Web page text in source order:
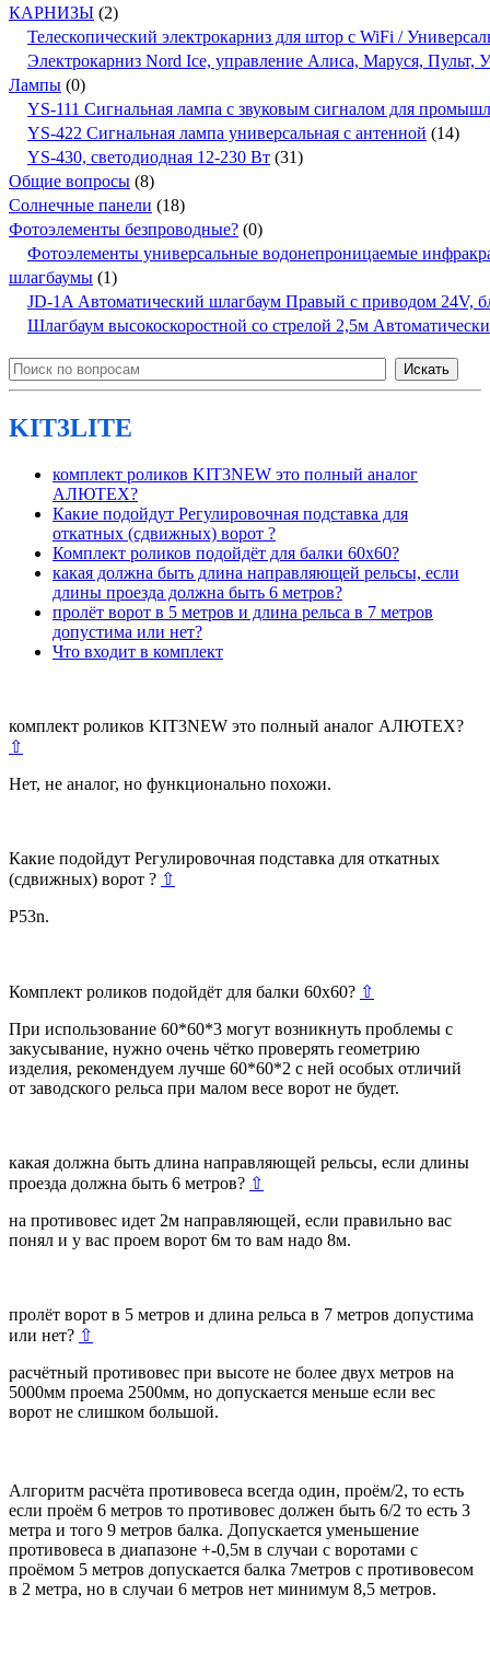
КАРНИЗЫ (2)
Телескопический электрокарниз для штор с WiFi /
Электрокарниз Nord Ice, управление Алиса, Маруся, Пульт,
Лампы (0)
YS-111 Сигнальная лампа с звуковым сигналом для
YS-422 Сигнальная лампа универсальная с антенной (14)
YS-430, светодиодная 12-230 Вт (31)
Общие вопросы (8)
Солнечные панели (18)
Фотоэлементы безпроводные? (0)
Фотоэлементы универсальные водонепроницаемые
шлагбаумы (1)
JD-1A Автоматический шлагбаум Правый с приводом 24V,
Шлагбаум высокоскоростной со стрелой 2,5м
KIT3LITE
комплект роликов KIT3NEW это полный аналог
АЛЮТЕХ?
Какие подойдут Регулировочная подставка для
откатных (сдвижных) ворот ?
Комплект роликов подойдёт для балки 60х60?
какая должна быть длина направляющей рельсы, если
длины проезда должна быть 6 метров?
пролёт ворот в 5 метров и длина рельса в 7 метров
допустима или нет?
Что входит в комплект
комплект роликов KIT3NEW это полный аналог АЛЮТЕХ?
⇧
Нет, не аналог, но функционально похожи.
Какие подойдут Регулировочная подставка для откатных
(сдвижных) ворот ? ⇧
P53n.
Комплект роликов подойдёт для балки 60х60? ⇧
При использование 60*60*3 могут возникнуть проблемы с
закусывание, нужно очень чётко проверять геометрию
изделия, рекомендуем лучше 60*60*2 с ней особых отличий
от заводского рельса при малом весе ворот не будет.
какая должна быть длина направляющей рельсы, если длины
проезда должна быть 6 метров? ⇧
на противовес идет 2м направляющей, если правильно вас
понял и у вас проем ворот 6м то вам надо 8м.
пролёт ворот в 5 метров и длина рельса в 7 метров допустима
или нет? ⇧
расчётный противовес при высоте не более двух метров на
5000мм проема 2500мм, но допускается меньше если вес
ворот не слишком большой.
Алгоритм расчёта противовеса всегда один, проём/2, то есть
если проём 6 метров то противовес должен быть 6/2 то есть 3
метра и того 9 метров балка. Допускается уменьшение
противовеса в диапазоне +-0,5м в случаи с воротами с
проёмом 5 метров допускается балка 7метров с противовесом
в 2 метра, но в случаи 6 метров нет минимум 8,5 метров.